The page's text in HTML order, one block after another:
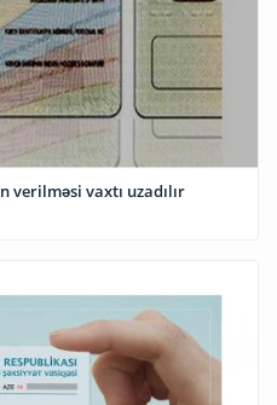
verilməsi vaxtı uzadılır